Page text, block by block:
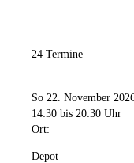
24 Termine
So 22. November
14:30 bis 20:30 Uhr
Ort:
Depot